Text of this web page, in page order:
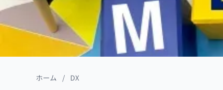
ホーム / DX